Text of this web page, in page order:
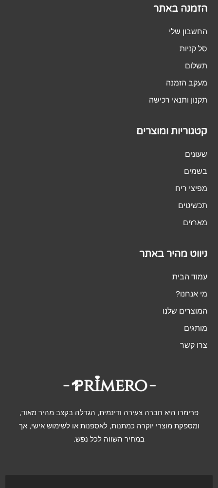
הזמנה באתר
החשבון שלי
סל קניות
תשלום
מעקב הזמנה
תקנון ותנאי רכישה
קטגוריות ומוצרים
שעונים
בשמים
מפיצי ריח
תכשיטים
מארזים
ניווט מהיר באתר
עמוד הבית
מי אנחנו?
המוצרים שלנו
מותגים
צרו קשר
פרימרו היא חברה צעירה ודינמית, הגדלה בקצב מהיר מאוד,
ומספקת מוצרי יוקרה כמתנות, לאספנות או לשימוש אישי, אך
במחיר השווה לכל נפש.